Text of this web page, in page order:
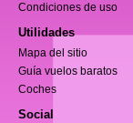
Condiciones de uso
Utilidades
Mapa del sitio
Guía vuelos baratos
Coches
Social